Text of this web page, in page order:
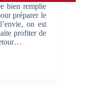
bien remplie
préparer le
on est
profiter de